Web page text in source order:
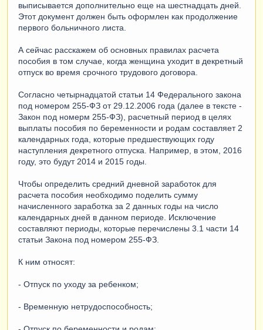
выписывается дополнительно еще на шестнадцать дней.
Этот документ должен быть оформлен как продолжение
первого больничного листа.
А сейчас расскажем об основных правилах расчета
пособия в том случае, когда женщина уходит в декретный
отпуск во время срочного трудового договора.
Согласно четырнадцатой статьи 14 Федерального закона
под номером 255-ФЗ от 29.12.2006 года (далее в тексте -
Закон под номерм 255-ФЗ), расчетный период в целях
выплаты пособия по беременности и родам составляет 2
календарных года, которые предшествующих году
наступления декретного отпуска. Например, в этом, 2016
году, это будут 2014 и 2015 годы.
Чтобы определить средний дневной заработок для
расчета пособия необходимо поделить сумму
начисленного заработка за 2 данных годы на число
календарных дней в данном периоде. Исключение
составляют периоды, которые перечислены 3.1 части 14
статьи Закона под номером 255-ФЗ.
К ним относят:
- Отпуск по уходу за ребенком;
- Временную нетрудоспособность;